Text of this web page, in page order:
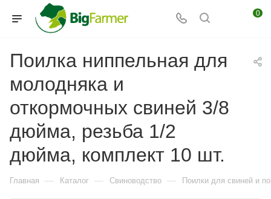
0
Поилка ниппельная для
молодняка и
откормочных свиней 3/8
дюйма, резьба 1/2
дюйма, комплект 10 шт.
Главная — Каталог — Свиноводство — Поилки для свиней и